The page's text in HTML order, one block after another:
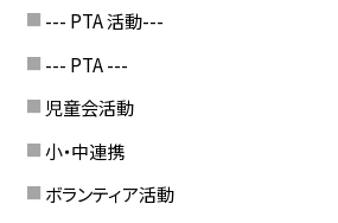
--- PTA 活動---
--- PTA ---
児童会活動
小・中連携
ボランティア活動